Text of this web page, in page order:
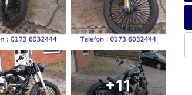
+11